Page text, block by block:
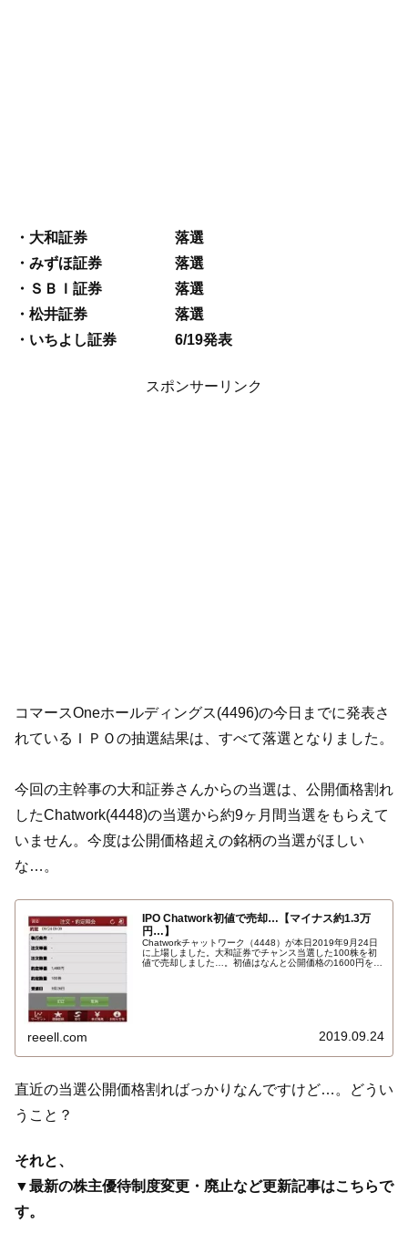
・大和証券 落選
・みずほ証券 落選
・ＳＢＩ証券 落選
・松井証券 落選
・いちよし証券 6/19発表
スポンサーリンク
コマースOneホールディングス(4496)の今日までに発表さ
れているＩＰＯの抽選結果は、すべて落選となりました。
今回の主幹事の大和証券さんからの当選は、公開価格割れ
したChatwork(4448)の当選から約9ヶ月間当選をもらえて
いません。今度は公開価格超えの銘柄の当選がほしい
な…。
IPO Chatwork初値で売却…【マイナス約1.3万
円…】
Chatworkチャットワーク（4448）が本日2019年9月24日
に上場しました。大和証券でチャンス当選した100株を初
値で売却しました…。初値はなんと公開価格の1600円を下
reeell.com 2019.09.24
直近の当選公開価格割ればっかりなんですけど…。どうい
うこと？
それと、
▼最新の株主優待制度変更・廃止など更新記事はこちらで
す。